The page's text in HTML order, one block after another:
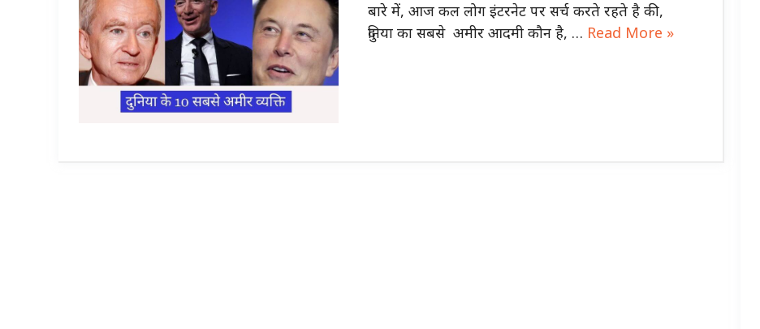
बारे में, आज कल लोग इंटरनेट पर सर्च करते रहते है की,
दुनिया का सबसे अमीर आदमी कौन है, … Read More »